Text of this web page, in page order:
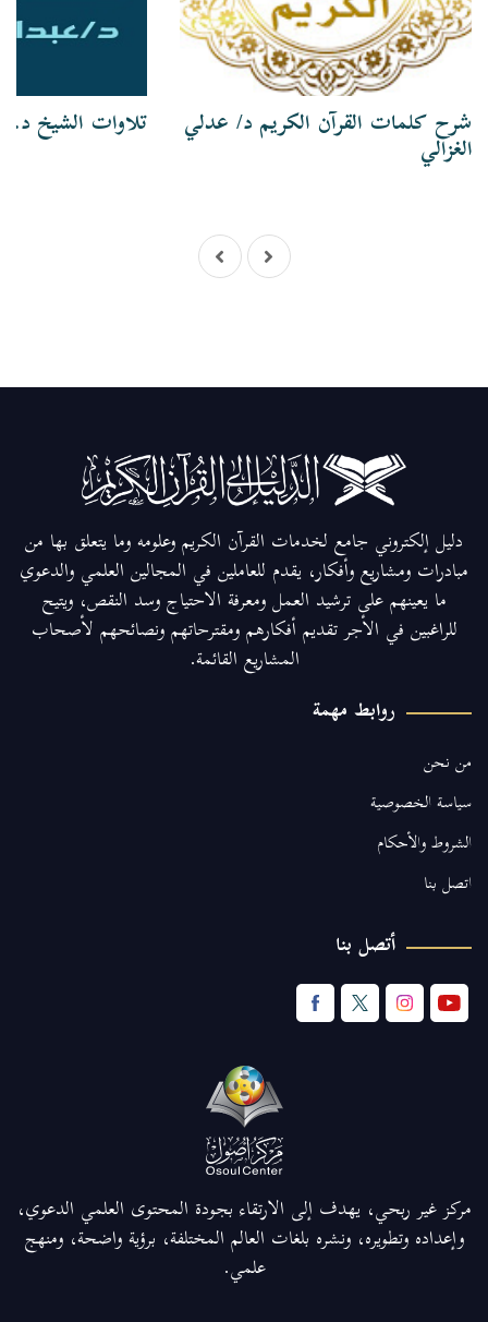
شرح كلمات القرآن الكريم د/ عدلي
الغزالي
تلاوات الشيخ د.
دليل إلكتروني جامع لخدمات القرآن الكريم وعلومه وما يتعلق بها من
مبادرات ومشاريع وأفكار، يقدم للعاملين في المجالين العلمي والدعوي
ما يعينهم على ترشيد العمل ومعرفة الاحتياج وسد النقص، ويتيح
للراغبين في الأجر تقديم أفكارهم ومقترحاتهم ونصائحهم لأصحاب
المشاريع القائمة.
روابط مهمة
من نحن
سياسة الخصوصية
الشروط والأحكام
اتصل بنا
أتصل بنا
مركز غير ربحي، يهدف إلى الارتقاء بجودة المحتوى العلمي الدعوي،
وإعداده وتطويره، ونشره بلغات العالم المختلفة، برؤية واضحة، ومنهج
علمي.